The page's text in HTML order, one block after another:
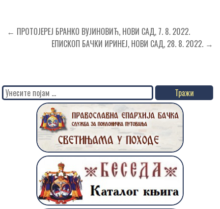
Кретање
чланка
← ПРОТОЈЕРЕЈ БРАНКО ВУЈИНОВИЋ, НОВИ САД, 7. 8. 2022.
ЕПИСКОП БАЧКИ ИРИНЕЈ, НОВИ САД, 28. 8. 2022. →
Search
for: